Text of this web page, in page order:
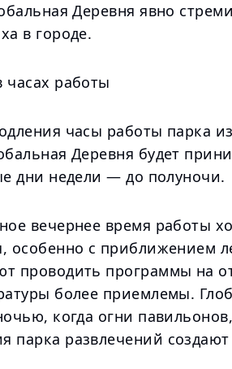
Деревня явно
в городе.
работы
часы работы парка
Деревня будет
дни недели — до полуночи.
вечернее время работы
особенно с приближением
проводить программы на
более приемлемы.
когда огни
парка развлечений